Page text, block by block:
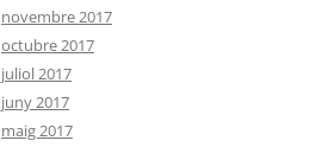
novembre 2017
octubre 2017
juliol 2017
juny 2017
maig 2017